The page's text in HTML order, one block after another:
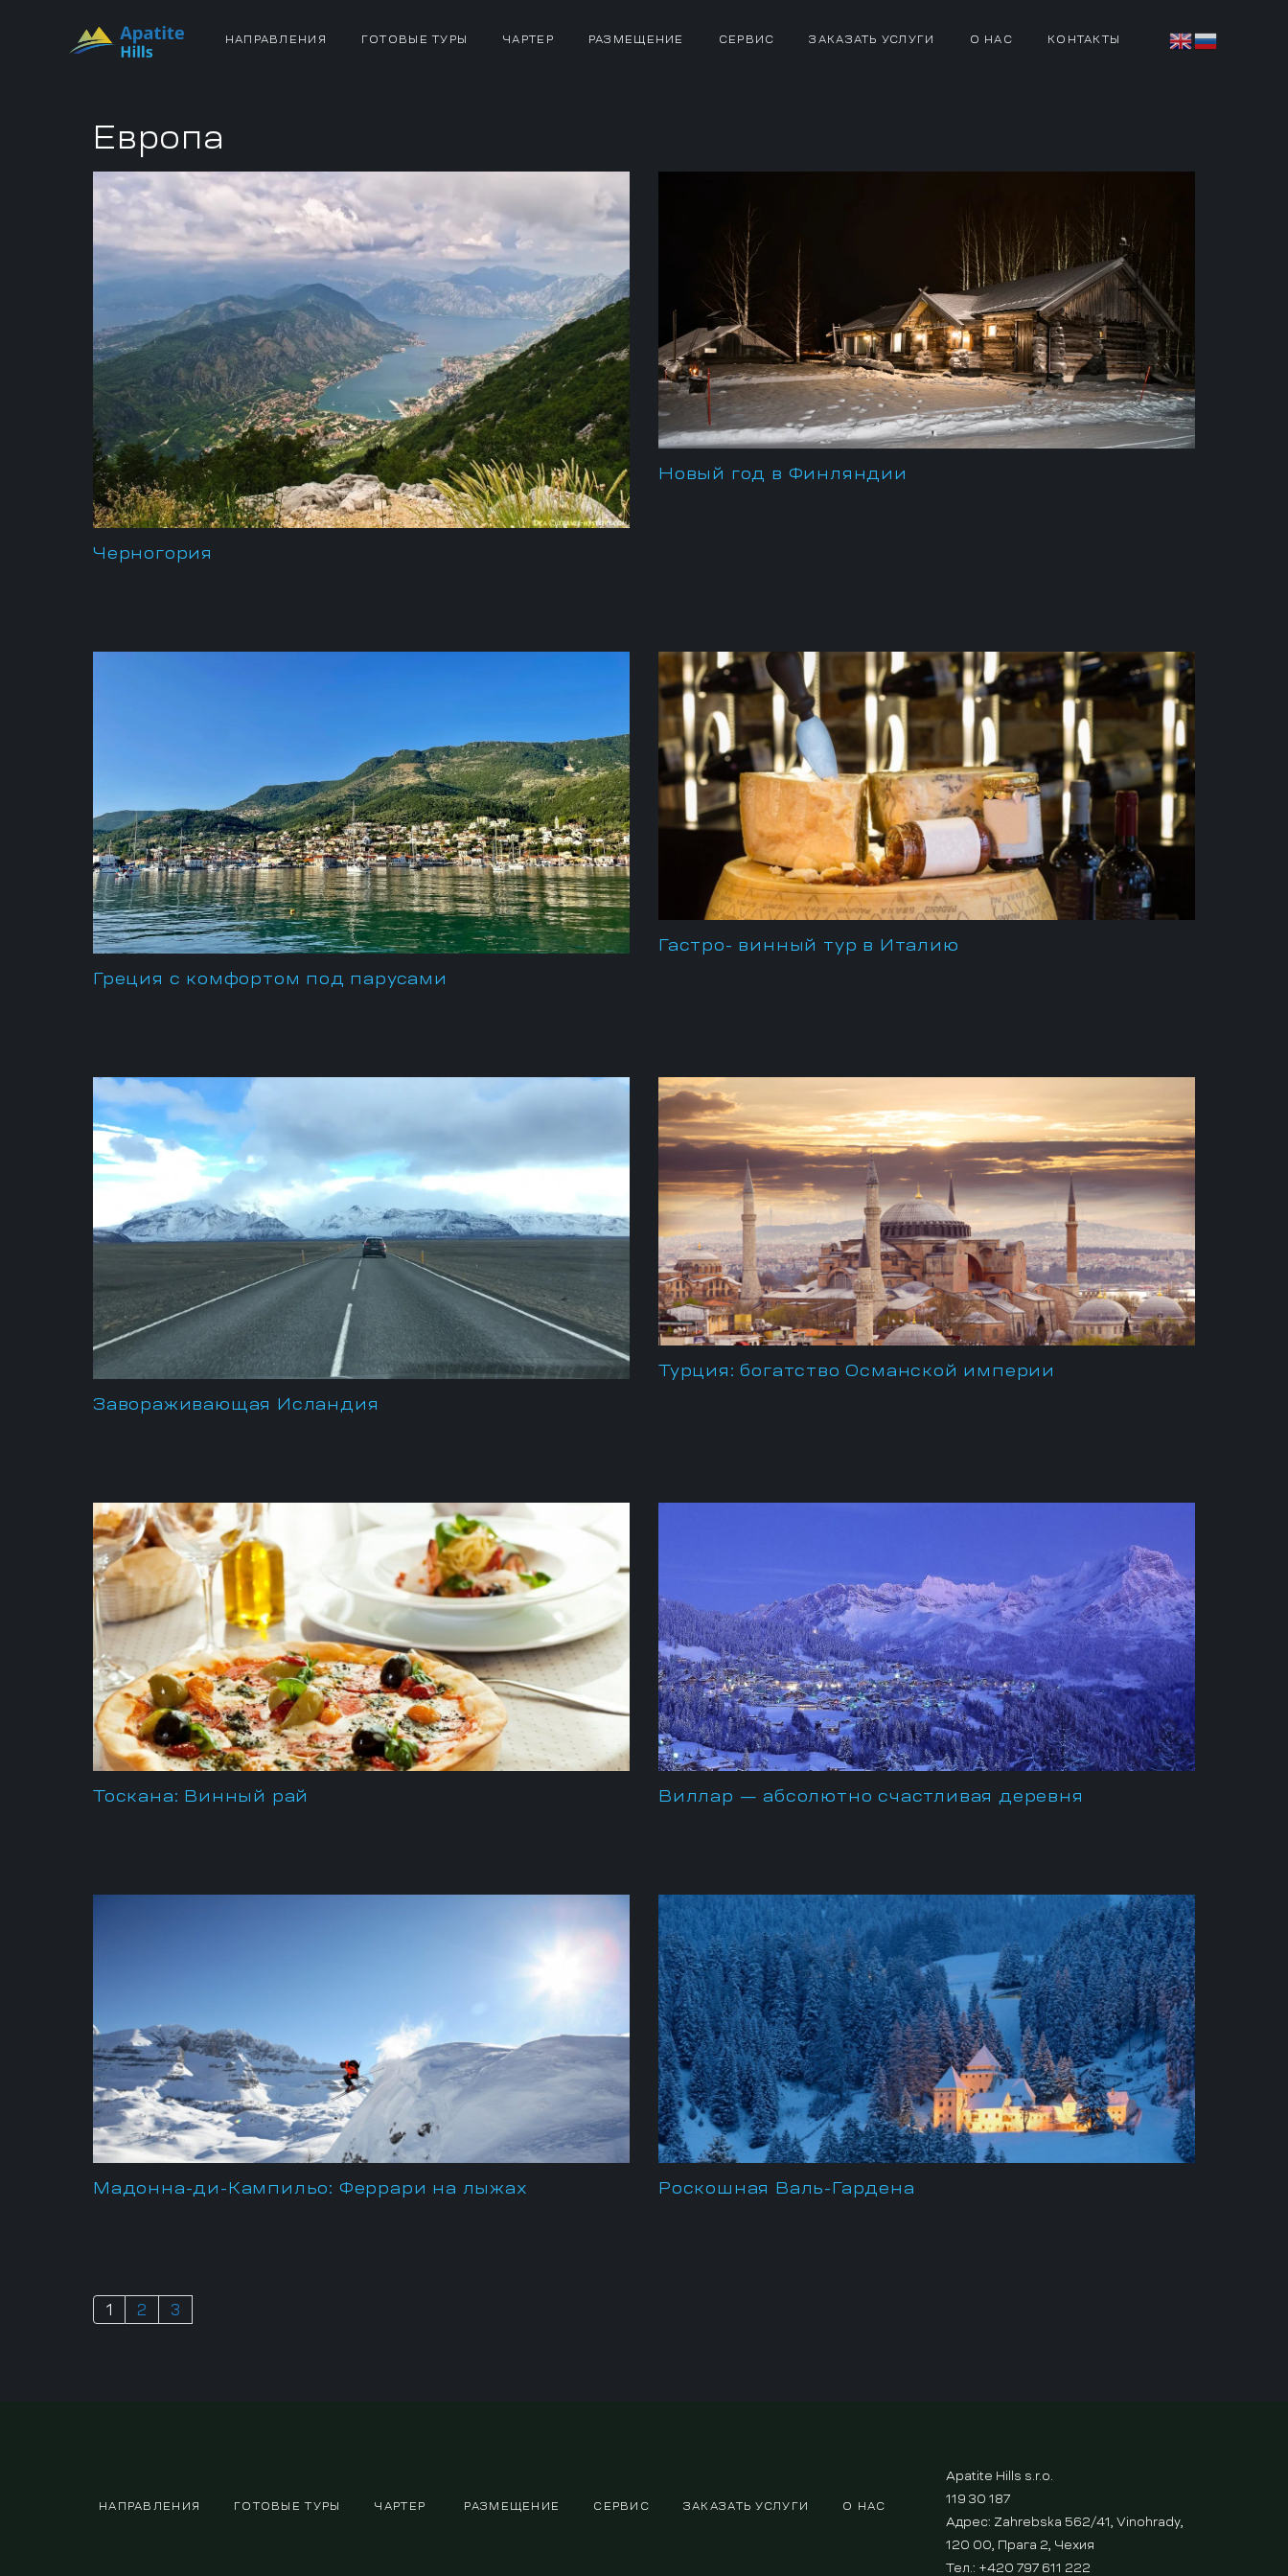
НАПРАВЛЕНИЯ ГОТОВЫЕ ТУРЫ ЧАРТЕР РАЗМЕЩЕНИЕ СЕРВИС ЗАКАЗАТЬ УСЛУГИ О НАС КОНТАКТЫ
Европа
Черногория
Новый год в Финляндии
Греция с комфортом под парусами
Гастро- винный тур в Италию
Завораживающая Исландия
Турция: богатство Османской империи
Тоскана: Винный рай Виллар — абсолютно счастливая деревня
Мадонна-ди-Кампильо: Феррари на лыжах Роскошная Валь-Гардена
1 2 3
НАПРАВЛЕНИЯ ГОТОВЫЕ ТУРЫ ЧАРТЕР РАЗМЕЩЕНИЕ СЕРВИС ЗАКАЗАТЬ УСЛУГИ О НАС
Apatite Hills s.r.o.
119 30 187
Адрес: Zahrebska 562/41, Vinohrady,
120 00, Прага 2, Чехия
Тел.: +420 797 611 222